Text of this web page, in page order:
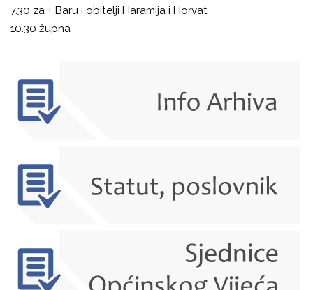
7.30 za + Baru i obitelji Haramija i Horvat
10.30 župna